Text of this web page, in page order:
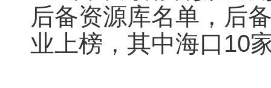
后备资源库名单，后
业上榜，其中海口10